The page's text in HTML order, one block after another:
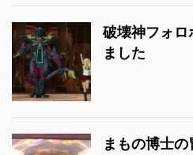
破壊神フォロ
ました
まもの博士